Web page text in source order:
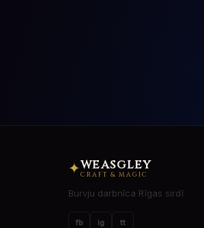
✦WEASGLEY
CRAFT & MAGIC
Burvju darbnīca Rīgas sirdī
fb ig tt